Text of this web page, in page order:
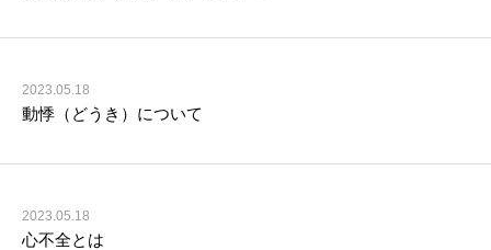
2023.05.18
動悸（どうき）について
2023.05.18
心不全とは